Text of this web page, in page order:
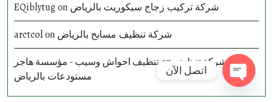
EQiblytug on شركة تركيب زجاج سيكوريت بالرياض
arctcol on شركة تنظيف مسابح بالرياض
تنظيف احواش وسيب - مؤسسة هاجر on
شركة تنظيف
مستودعات بالرياض
اتصل الآن
Open